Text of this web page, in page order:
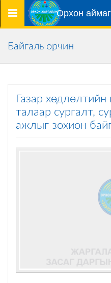
Цэс Орхон
Байгаль орчин
Газар
талаар сургалт,
ажлыг зохион